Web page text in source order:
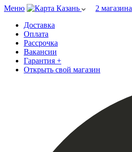
Меню Казань
2 магазина
Доставка
Оплата
Рассрочка
Вакансии
Гарантия +
Открыть свой магазин